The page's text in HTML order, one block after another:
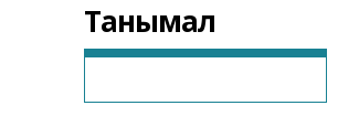
Танымал